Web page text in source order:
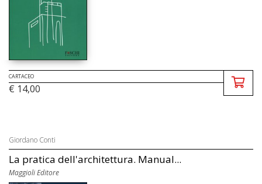
CARTACEO
€ 14,00
Giordano Conti
La pratica dell'architettura. Manual...
Maggioli Editore